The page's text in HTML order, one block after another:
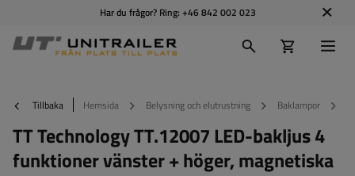
Har du frågor? Ring: +46 842 002 023
Tillbaka Hemsida Belysning och elutrustning Baklampor
TT Technology TT.12007 LED-bakljus 4
funktioner vänster + höger, magnetiska